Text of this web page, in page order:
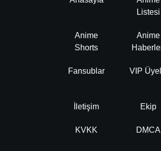
Listesi
Anime
Shorts
Anime
Fansublar VIP
İletişim Ekip
KVKK DMCA